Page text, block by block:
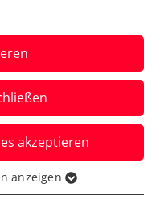
Top 4
500-Turnier in
ums Finale
akzeptieren
anzeigen